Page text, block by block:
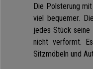
Die Polsterung mit
viel bequemer.
jedes Stück seine
nicht verformt.
Sitzmöbeln und